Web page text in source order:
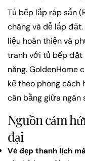
Tủ bếp lắp ráp sẵn
chăng và dễ lắp
liệu hoàn thiện và
tranh với tủ bếp đặt
năng. GoldenHome
kế theo phong cách
cân bằng giữa ngân
Nguồn cảm
đại
Vẻ đẹp thanh lịch